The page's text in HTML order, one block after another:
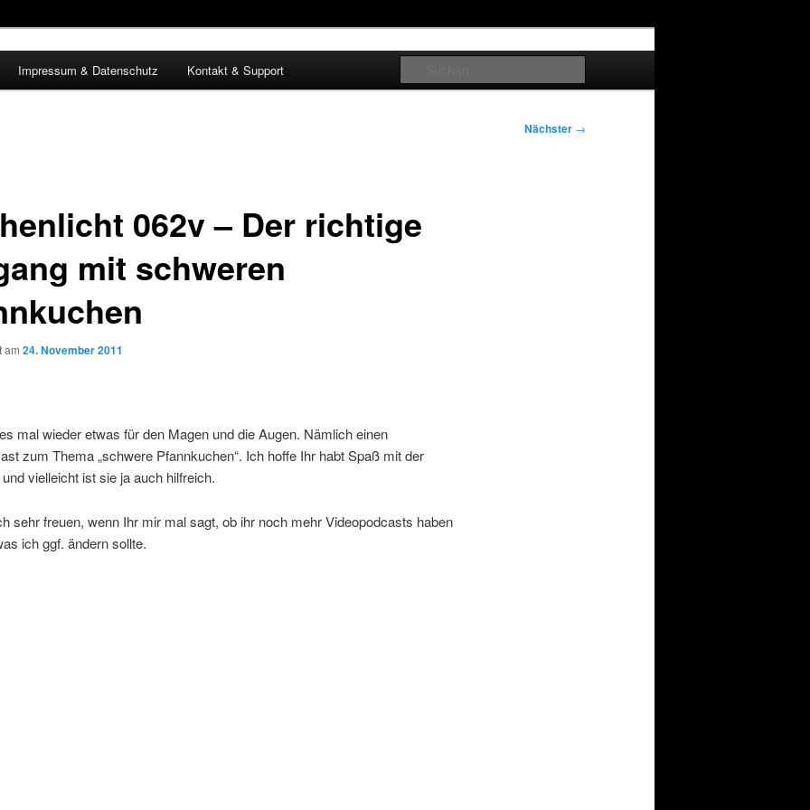
Impressum & Datenschutz Kontakt & Support
Nächster →
062v – Der richtige
mit schweren
am 24. November 2011
mal wieder etwas für den Magen und die Augen. Nämlich einen
zum Thema „schwere Pfannkuchen“. Ich hoffe Ihr habt Spaß mit der
vielleicht ist sie ja auch hilfreich.
sehr freuen, wenn Ihr mir mal sagt, ob ihr noch mehr Videopodcasts haben
ich ggf. ändern sollte.